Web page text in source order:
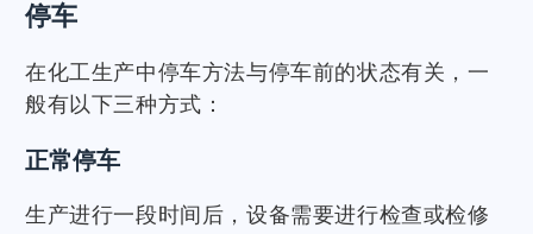
停车
在化工生产中停车方法与停车前的状态有关，一
般有以下三种方式：
正常停车
生产进行一段时间后，设备需要进行检查或检修